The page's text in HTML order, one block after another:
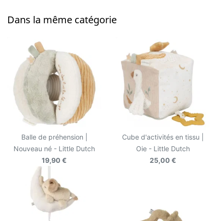
Dans la même catégorie
Balle de préhension |
Nouveau né - Little Dutch
19,90 €
Cube d'activités en tissu |
Oie - Little Dutch
25,00 €